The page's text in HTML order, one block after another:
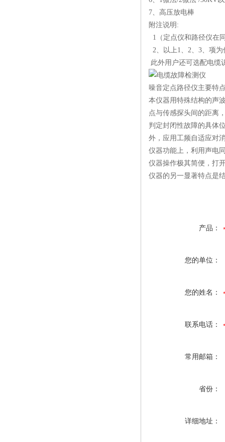
7、高压放
附注说明:
1（定点仪和路径仪在
2、以上1、2、3、项
此外用户还可选配电缆
噪音定点路径仪主要特
本仪器用特殊结构的声
点与传感探头间的距离
判定封闭性故障的具体
外，应用工频自适应对
仪器功能上，利用声电
仪器操作极其简便，打
仪器的另一显著特点是
产品：
您的单位：
您的姓名：
联系电话：
常用邮箱：
省份：
详细地址：